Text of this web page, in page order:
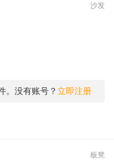
沙发
。没有账号？ 立即注册
板凳